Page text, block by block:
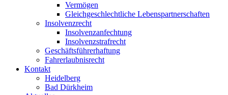
Vermögen
Gleichgeschlechtliche Lebenspartnerschaften
Insolvenzrecht
Insolvenzanfechtung
Insolvenzstrafrecht
Geschäftsführerhaftung
Fahrerlaubnisrecht
Kontakt
Heidelberg
Bad Dürkheim